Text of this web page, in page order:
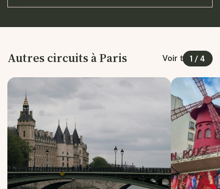
Autres circuits à Paris Voir tout
1 / 4